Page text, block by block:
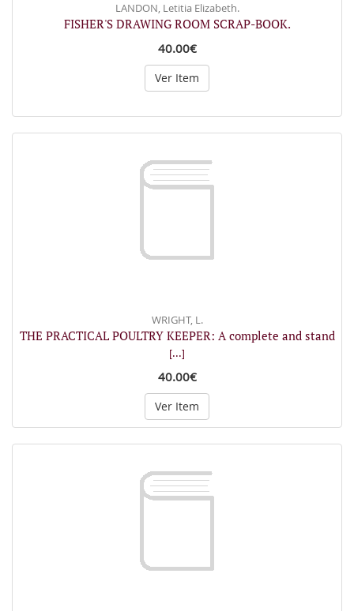
LANDON, Letitia Elizabeth.
FISHER'S DRAWING ROOM SCRAP-BOOK.
40.00€
Ver Item
WRIGHT, L.
THE PRACTICAL POULTRY KEEPER: A complete and stand
[...]
40.00€
Ver Item